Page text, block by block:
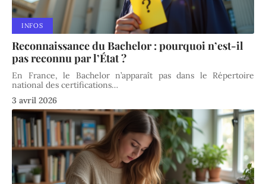
INFOS
Reconnaissance du Bachelor : pourquoi n’est-il
pas reconnu par l’État ?
En France, le Bachelor n’apparaît pas dans le Répertoire
national des certifications…
3 avril 2026